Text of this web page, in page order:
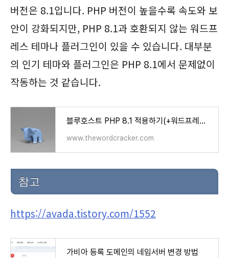
버전은 8.1입니다. PHP 버전이 높을수록 속도와 보
안이 강화되지만, PHP 8.1과 호환되지 않는 워드프
레스 테마나 플러그인이 있을 수 있습니다. 대부분
의 인기 테마와 플러그인은 PHP 8.1에서 문제없이
작동하는 것 같습니다.
블루호스트 PHP 8.1 적용하기(+워드프레스 호환성) - 워드프레스 정보꾸러미
www.thewordcracker.com
참고
https://avada.tistory.com/1552
가비아 등록 도메인의 네임서버 변경 방법